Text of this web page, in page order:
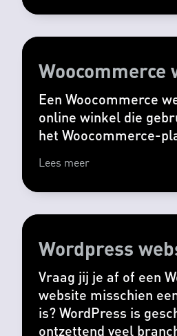
Woocommerce
Een Woocommerce
online winkel die
het Woocommerce-
Lees meer
Wordpress
Vraag jij je af of een
website misschien
is? WordPress is
ontzettend veel